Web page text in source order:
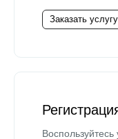
Заказать услугу